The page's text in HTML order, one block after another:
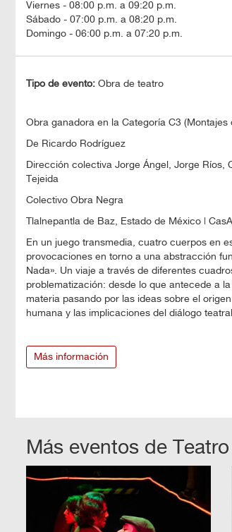
Viernes - 08:00 p.m. a 09:20 p.m.
Sábado - 07:00 p.m. a 08:20 p.m.
Domingo - 06:00 p.m. a 07:20 p.m.
Tipo de evento: Obra de teatro
Obra ganadora en la Categoría C3 (Montajes
De Ricardo Rodríguez
Dirección colectiva Jorge Ángel, Jorge Ríos,
Tejeida
Colectivo Obra Negra
Tlalnepantla de Baz, Estado de México |
En un juego transmedia, cuatro cuerpos en
provocaciones en torno a una abstracción
Nada». Un viaje a través de diferentes
problematización: desde lo que antecede a
materia pasando por las ideas sobre el
humana y las implicaciones del diálogo
Más información
Más eventos de Teatro